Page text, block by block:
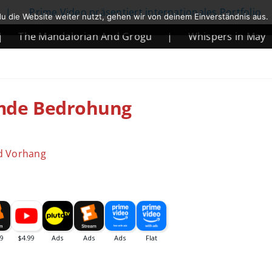
Video präsentiert internationales Portfolio |
And Grogu | Whispers in May |
Bedrohung
die Website weiter nutzt, gehen wir von deinem Einverständnis aus.